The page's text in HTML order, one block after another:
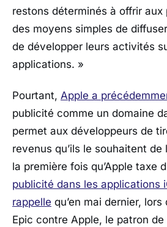
restons déterminés à offrir
des moyens simples de
de développer leurs activités
applications. »
Pourtant, Apple a
publicité comme un domaine
permet aux développeurs de
revenus qu’ils le souhaitent de
la première fois qu’Apple taxe
publicité dans les applications
rappelle qu’en mai dernier,
Epic contre Apple, le patron de